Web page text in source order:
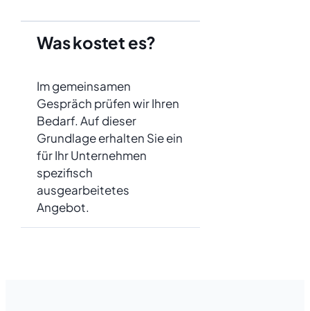
Was kostet es?
Im gemeinsamen
Gespräch prüfen wir Ihren
Bedarf. Auf dieser
Grundlage erhalten Sie ein
für Ihr Unternehmen
spezifisch
ausgearbeitetes
Angebot.